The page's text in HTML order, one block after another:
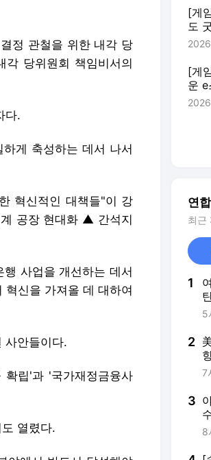
정 관철을 위한 내각 당
당위원회 책임비서의
다.
게 축성하는 데서 나서
혁신적인 대책들"이 강
공장 현대화 ▲ 간석지
사업을 개선하는 데서
신을 가져올 데 대하여
사안들이다.
확립'과 '국가재정금융사
열렸다.
[게
도
게임
[게
운
있나
연
최근
1
5
2
7
3
8